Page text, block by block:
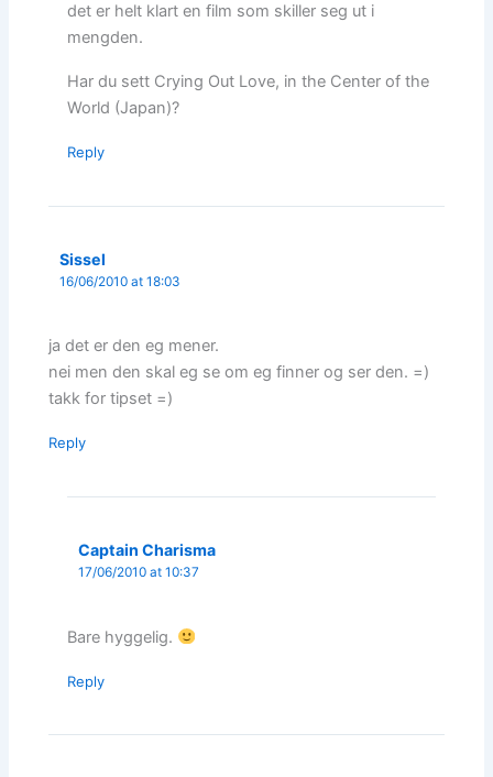
det er helt klart en film som skiller seg ut i
mengden.
Har du sett Crying Out Love, in the Center of the
World (Japan)?
Reply
Sissel
16/06/2010 at 18:03
ja det er den eg mener.
nei men den skal eg se om eg finner og ser den. =)
takk for tipset =)
Reply
Captain Charisma
17/06/2010 at 10:37
Bare hyggelig.
Reply